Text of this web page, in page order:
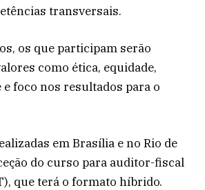
transversais.
os que participam serão
como ética, equidade,
foco nos resultados para o
em Brasília e no Rio de
do curso para auditor-fiscal
que terá o formato híbrido.